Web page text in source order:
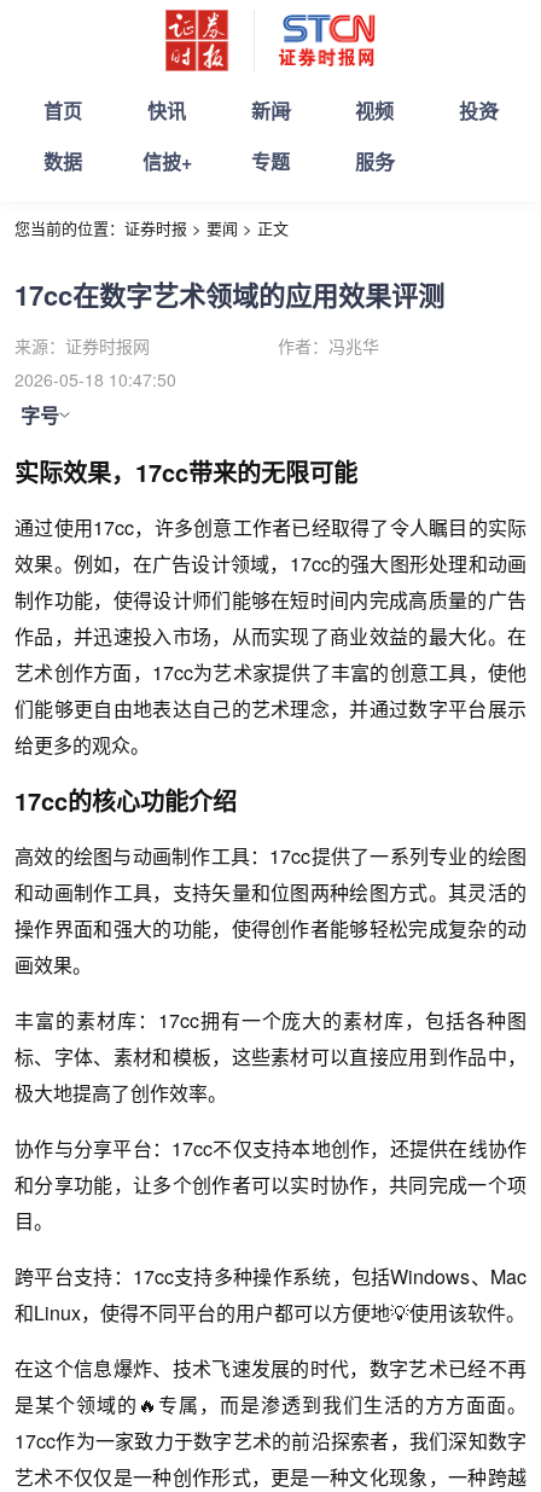
首页 快讯 新闻 视频
投资
数据
信披+ 专题 服务
您当前的位置： 证券时报 > 要闻 > 正文
17cc在数字艺术领域的应用效果评测
来源： 证券时报网 作者： 冯兆华
2026-05-18 10:47:50
字号
实际效果，17cc带来的无限可能
通过使用17cc，许多创意工作者已经取得了令人瞩目的实际
效果。例如，在广告设计领域，17cc的强大图形处理和动画
制作功能，使得设计师们能够在短时间内完成高质量的广告
作品，并迅速投入市场，从而实现了商业效益的最大化。在
艺术创作方面，17cc为艺术家提供了丰富的创意工具，使他
们能够更自由地表达自己的艺术理念，并通过数字平台展示
给更多的观众。
17cc的核心功能介绍
高效的绘图与动画制作工具：17cc提供了一系列专业的绘图
和动画制作工具，支持矢量和位图两种绘图方式。其灵活的
操作界面和强大的功能，使得创作者能够轻松完成复杂的动
画效果。
丰富的素材库：17cc拥有一个庞大的素材库，包括各种图
标、字体、素材和模板，这些素材可以直接应用到作品中，
极大地提高了创作效率。
协作与分享平台：17cc不仅支持本地创作，还提供在线协作
和分享功能，让多个创作者可以实时协作，共同完成一个项
目。
跨平台支持：17cc支持多种操作系统，包括Windows、Mac
和Linux，使得不同平台的用户都可以方便地💡使用该软件。
在这个信息爆炸、技术飞速发展的时代，数字艺术已经不再
是某个领域的🔥专属，而是渗透到我们生活的方方面面。
17cc作为一家致力于数字艺术的前沿探索者，我们深知数字
艺术不仅仅是一种创作形式，更是一种文化现象，一种跨越